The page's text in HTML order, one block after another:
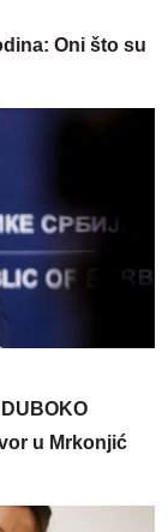
Oni što su
u Mrkonjić